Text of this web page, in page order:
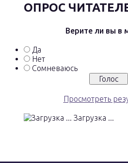
ОПРОС
Верите ли вы в
Да
Нет
Сомневаюсь
Просмотреть
Загрузка ...